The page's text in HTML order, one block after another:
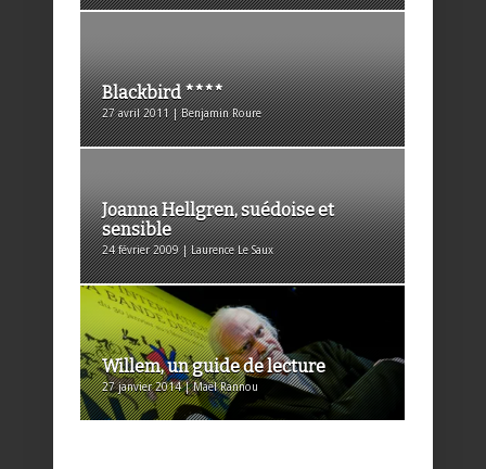
Blackbird ****
27 avril 2011 | Benjamin Roure
Joanna Hellgren, suédoise et
sensible
24 février 2009 | Laurence Le Saux
Willem, un guide de lecture
27 janvier 2014 | Maël Rannou